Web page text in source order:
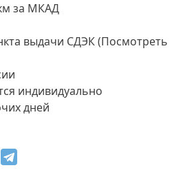
за МКАД
выдачи СДЭК(Посмотреть
индивидуально
дней